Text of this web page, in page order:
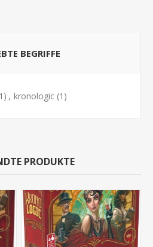
BEGRIFFE
, kronologic (1)
PRODUKTE